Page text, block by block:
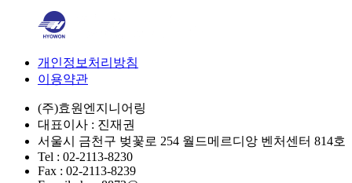
개인정보처리방침
이용약관
(주)효원엔지니어링
대표이사 : 진재권
서울시 금천구 벚꽃로 254 월드메르디앙 벤처센터 814호
Tel : 02-2113-8230
Fax : 02-2113-8239